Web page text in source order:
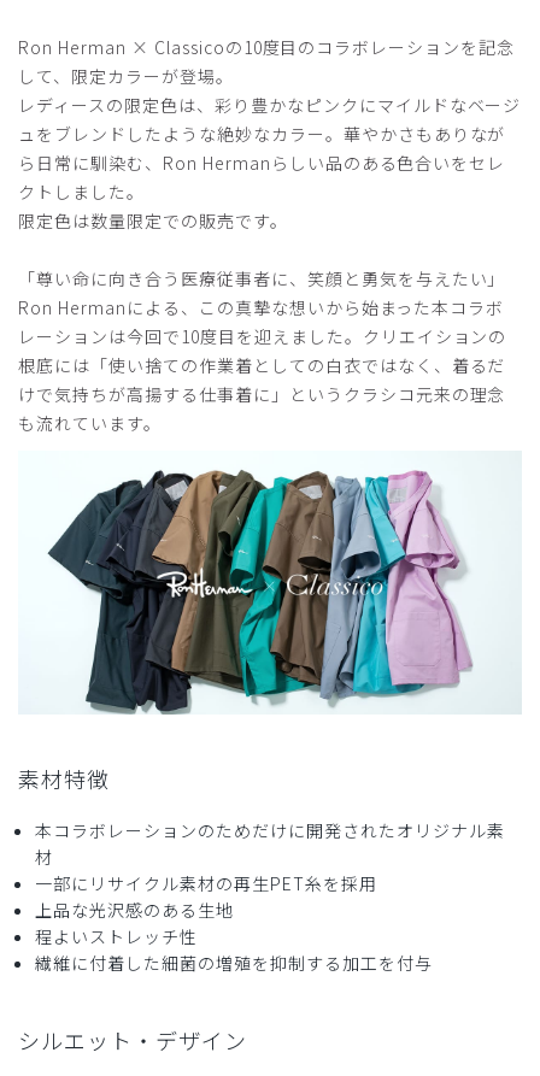
このロンハーマンのシリーズは綿混合なので肌にもやさし
く、かつ化学繊維も入っているため洗濯でシワになりにくい
です！
サイズ展開も豊富で、体型の変化に応じて、買っています！
商品：R30レディース:Ron Herman スクラブパンツ/チ
ャコールグレー/L
moon様
購入確認済み
どちらも着心地がとっても良いです。業務中も動きやすくて
愛用しています。丁寧に対応していただきありがとうござい
ます！ぜひ、札幌にも店舗を設けて欲しいです！
商品：R30レディース:Ron Herman スクラブパンツ/タ
ーコイズ/M
役に立った 0
年齢:
とにかく丈夫
少し厚手ですが、外で使用する事が多いので、植物などに引
っかかる不安も少なくていいです。
ロンハーマンのワンポイントもさりげなくてよいです。
Ron Herman × Classicoの10度目のコラボレーションを記念
して、限定カラーが登場。
レディースの限定色は、彩り豊かなピンクにマイルドなベージ
ュをブレンドしたような絶妙なカラー。華やかさもありなが
ら日常に馴染む、Ron Hermanらしい品のある色合いをセレ
クトしました。
限定色は数量限定での販売です。
「尊い命に向き合う医療従事者に、笑顔と勇気を与えたい」
Ron Hermanによる、この真摯な想いから始まった本コラボ
レーションは今回で10度目を迎えました。クリエイションの
根底には「使い捨ての作業着としての白衣ではなく、着るだ
けで気持ちが高揚する仕事着に」というクラシコ元来の理念
も流れています。
素材特徴
本コラボレーションのためだけに開発されたオリジナル素
材
一部にリサイクル素材の再生PET糸を採用
上品な光沢感のある生地
程よいストレッチ性
繊維に付着した細菌の増殖を抑制する加工を付与
シルエット・デザイン